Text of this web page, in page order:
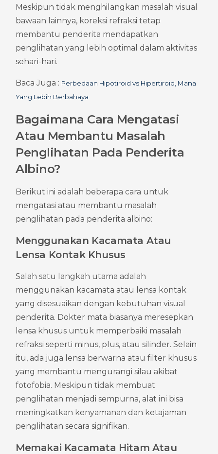
Meskipun tidak menghilangkan masalah visual
bawaan lainnya, koreksi refraksi tetap
membantu penderita mendapatkan
penglihatan yang lebih optimal dalam aktivitas
sehari-hari.
Baca Juga : Perbedaan Hipotiroid vs Hipertiroid, Mana
Yang Lebih Berbahaya
Bagaimana Cara Mengatasi
Atau Membantu Masalah
Penglihatan Pada Penderita
Albino?
Berikut ini adalah beberapa cara untuk
mengatasi atau membantu masalah
penglihatan pada penderita albino:
Menggunakan Kacamata Atau
Lensa Kontak Khusus
Salah satu langkah utama adalah
menggunakan kacamata atau lensa kontak
yang disesuaikan dengan kebutuhan visual
penderita. Dokter mata biasanya meresepkan
lensa khusus untuk memperbaiki masalah
refraksi seperti minus, plus, atau silinder. Selain
itu, ada juga lensa berwarna atau filter khusus
yang membantu mengurangi silau akibat
fotofobia. Meskipun tidak membuat
penglihatan menjadi sempurna, alat ini bisa
meningkatkan kenyamanan dan ketajaman
penglihatan secara signifikan.
Memakai Kacamata Hitam Atau